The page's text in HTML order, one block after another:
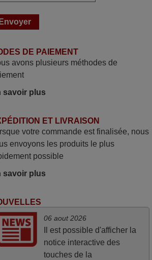
DE PAIEMENT
avons plusieurs méthodes de
savoir plus
ET LIVRAISON
votre commande est finalisée, nous
envoyons les produits le plus
possible
savoir plus
06 aout 2026
Il est possible d'afficher la
notice interactive des
touches de la